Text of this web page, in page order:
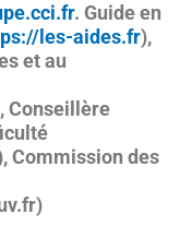
. Guide en
les-aides.fr),
et au
Conseillère
Commission des